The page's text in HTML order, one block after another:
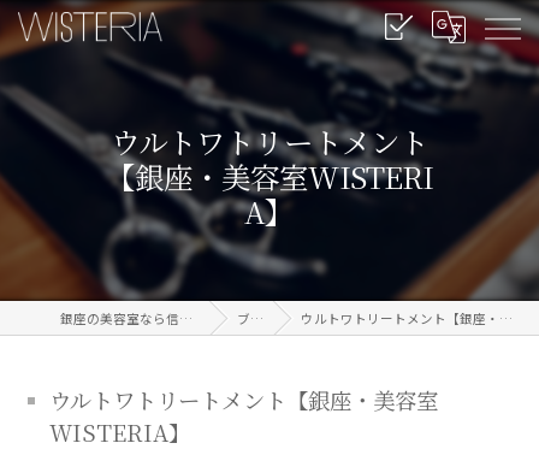
ウルトワトリートメント
【銀座・美容室WISTERI
A】
銀座の美容室なら信頼のWISTERIA ブログ ウルトワトリートメント【銀座・美容室WISTERIA】
ウルトワトリートメント【銀座・美容室
WISTERIA】